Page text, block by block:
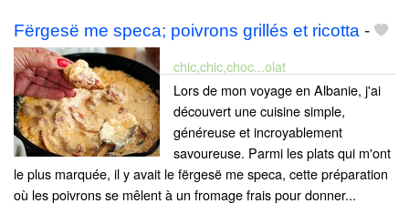
Fërgesë me speca; poivrons grillés et ricotta -
chic,chic,choc...olat
Lors de mon voyage en Albanie, j'ai
découvert une cuisine simple,
généreuse et incroyablement
savoureuse. Parmi les plats qui m'ont
le plus marquée, il y avait le fërgesë me speca, cette préparation
où les poivrons se mêlent à un fromage frais pour donner...